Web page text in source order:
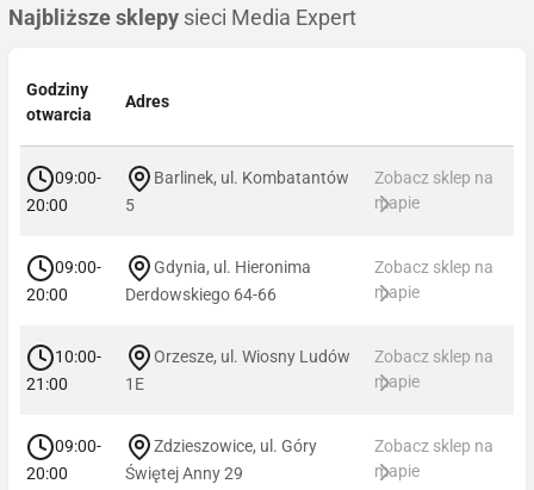
Najbliższe sklepy sieci Media Expert
Godziny
otwarcia
Adres
09:00-
20:00
Barlinek, ul. Kombatantów
5
Zobacz sklep na
mapie
09:00-
20:00
Gdynia, ul. Hieronima
Derdowskiego 64-66
Zobacz sklep na
mapie
10:00-
21:00
Orzesze, ul. Wiosny Ludów
1E
Zobacz sklep na
mapie
09:00-
20:00
Zdzieszowice, ul. Góry
Świętej Anny 29
Zobacz sklep na
mapie